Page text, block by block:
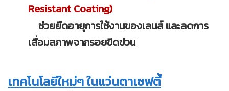
Resistant Coating)
ช่วยยืดอายุการใช้งานของเลนส์ และลดการ
เสื่อมสภาพจากรอยขีดข่วน
เทคโนโลยีใหม่ๆ ในแว่นตาเซฟตี้